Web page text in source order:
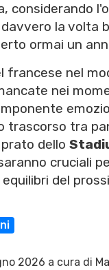
considerando
la volta
ormai un
francese nel
nei
trascorso tra
dello
cruciali
del
2026 a cura di